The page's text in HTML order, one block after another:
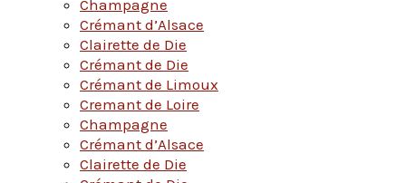
Champagne
Crémant d’Alsace
Clairette de Die
Crémant de Die
Crémant de Limoux
Cremant de Loire
Champagne
Crémant d’Alsace
Clairette de Die